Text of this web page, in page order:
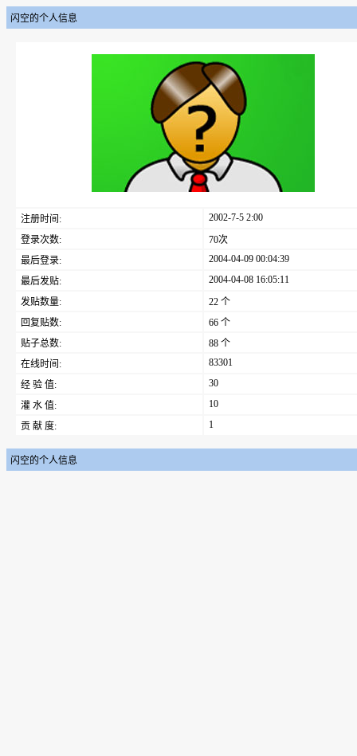
闪空的个人信息
注册时间:
2002-7-5 2:00
登录次数:
70次
最后登录:
2004-04-09 00:04:39
最后发贴:
2004-04-08 16:05:11
发贴数量:
22 个
回复贴数:
66 个
贴子总数:
88 个
在线时间:
83301
经 验 值:
30
灌 水 值:
10
贡 献 度:
1
闪空的个人信息